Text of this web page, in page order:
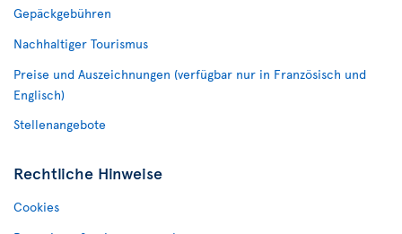
Gepäckgebühren
Nachhaltiger Tourismus
Preise und Auszeichnungen (verfügbar nur in Französisch und
Englisch)
Stellenangebote
Rechtliche Hinweise
Cookies